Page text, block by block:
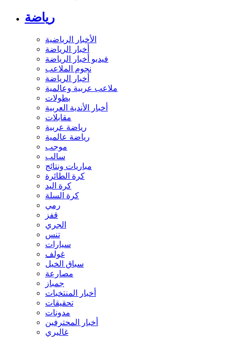
رياضة
الأخبار الرياضية
أخبار الرياضة
فيديو أخبار الرياضة
نجوم الملاعب
أخبار الرياضة
ملاعب عربية وعالمية
بطولات
أخبار الأندية العربية
مقابلات
رياضة عربية
رياضة عالمية
موجب
سالب
مباريات ونتائج
كرة الطائرة
كرة اليد
كرة السلة
رمي
قفز
الجري
تنس
سيارات
غولف
سباق الخيل
مصارعة
جمباز
أخبار المنتخبات
تحقيقات
مدونات
أخبار المحترفين
غاليري